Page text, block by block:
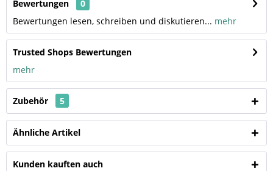
Bewertungen
0
Bewertungen lesen, schreiben und diskutieren... mehr
Trusted Shops Bewertungen
mehr
Zubehör 5
Ähnliche Artikel
Kunden kauften auch